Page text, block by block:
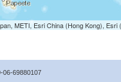
METI, Esri China (Hong Kong), Esri
06-69880107